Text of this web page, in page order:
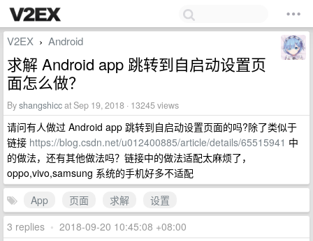
V2EX › Android
求解 Android app 跳转到自启动设置页
面怎么做？
Byshangshiccat Sep 19, 2018 · 13245 views
请问有人做过 Android app 跳转到自启动设置页面的吗?除了类似于
链接 https://blog.csdn.net/u012400885/article/details/65515941 中
的做法，还有其他做法吗？链接中的做法适配太麻烦了，
oppo,vivo,samsung 系统的手机好多不适配
App
页面 求解
设置
3 replies • 2018-09-20 10:45:08 +08:00